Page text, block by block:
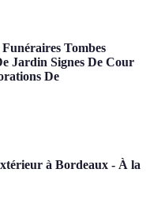
Tombes
Jardin Signes De Cour
De
à Bordeaux - À la